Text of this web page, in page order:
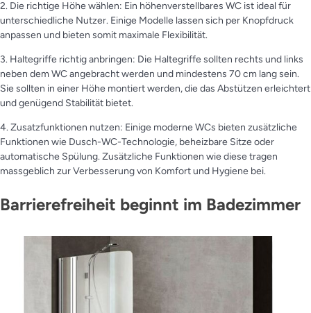
2. Die richtige Höhe wählen: Ein höhenverstellbares WC ist ideal für
unterschiedliche Nutzer. Einige Modelle lassen sich per Knopfdruck
anpassen und bieten somit maximale Flexibilität.
3. Haltegriffe richtig anbringen: Die Haltegriffe sollten rechts und links
neben dem WC angebracht werden und mindestens 70 cm lang sein.
Sie sollten in einer Höhe montiert werden, die das Abstützen erleichtert
und genügend Stabilität bietet.
4. Zusatzfunktionen nutzen: Einige moderne WCs bieten zusätzliche
Funktionen wie Dusch-WC-Technologie, beheizbare Sitze oder
automatische Spülung. Zusätzliche Funktionen wie diese tragen
massgeblich zur Verbesserung von Komfort und Hygiene bei.
Barrierefreiheit beginnt im Badezimmer